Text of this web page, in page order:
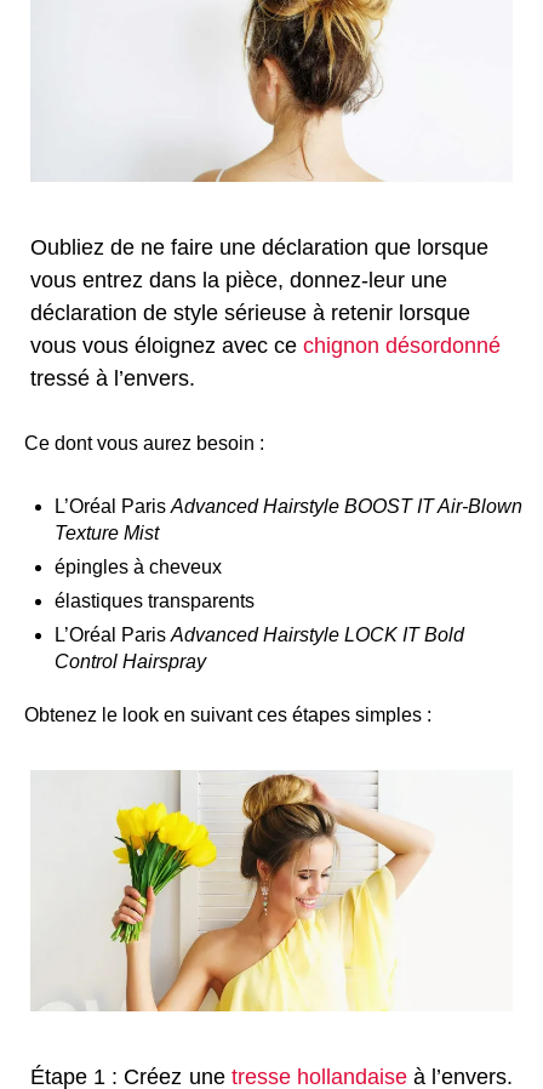
Oubliez de ne faire une déclaration que lorsque
vous entrez dans la pièce, donnez-leur une
déclaration de style sérieuse à retenir lorsque
vous vous éloignez avec ce chignon désordonné
tressé à l’envers.
Ce dont vous aurez besoin :
L’Oréal Paris Advanced Hairstyle BOOST IT Air-Blown
Texture Mist
épingles à cheveux
élastiques transparents
L’Oréal Paris Advanced Hairstyle LOCK IT Bold
Control Hairspray
Obtenez le look en suivant ces étapes simples :
Étape 1 : Créez une tresse hollandaiseà l’envers.